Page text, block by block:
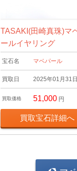
TASAKI(田崎真珠)マ
ールイヤリング
宝石名 マベパール
買取日 2025年01月31
買取価格 51,000 円
買取宝石詳細へ